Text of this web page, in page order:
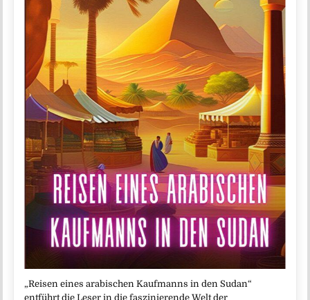
„Reisen eines arabischen Kaufmanns in den Sudan“
entführt die Leser in die faszinierende Welt der